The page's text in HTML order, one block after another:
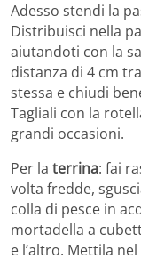
Adesso stendi la
Distribuisci nella
aiutandoti con la
distanza di 4 cm
stessa e chiudi
Tagliali con la
grandi occasioni.
Per la terrina: fai
volta fredde,
colla di pesce in
mortadella a
e l’altro. Mettila